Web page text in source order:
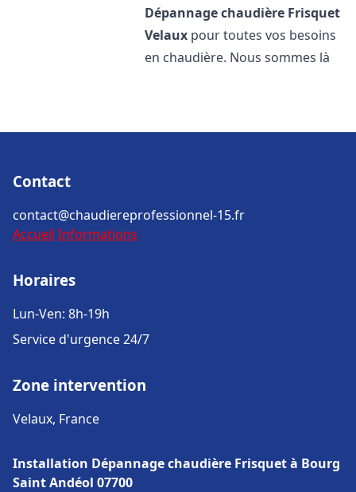
Dépannage chaudière Frisquet
Velaux pour toutes vos besoins
en chaudière. Nous sommes là
Contact
contact@chaudiereprofessionnel-15.fr
Accueil Informations
Horaires
Lun-Ven: 8h-19h
Service d'urgence 24/7
Zone intervention
Velaux, France
Installation Dépannage chaudière Frisquet à Bourg
Saint Andéol 07700